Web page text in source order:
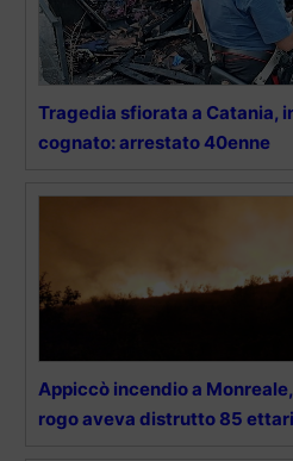
Tragedia sfiorata a Catania,
cognato: arrestato 40enne
Appiccò incendio a
rogo aveva distrutto 85